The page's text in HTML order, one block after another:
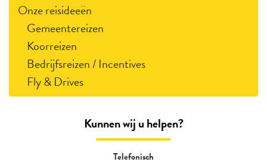
Onze reisideeën
Gemeentereizen
Koorreizen
Bedrijfsreizen / Incentives
Fly & Drives
Kunnen wij u helpen?
Telefonisch